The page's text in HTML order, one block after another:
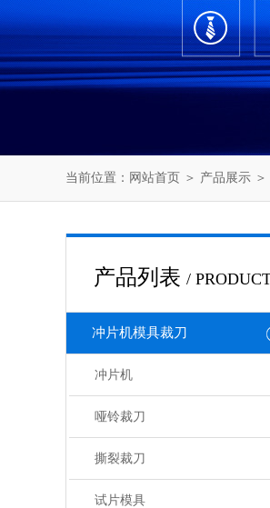
当前位置： 网站首页 ＞ 产品展示 ＞
产品列表 /
冲片机模具裁刀
冲片机
哑铃裁刀
撕裂裁刀
试片模具